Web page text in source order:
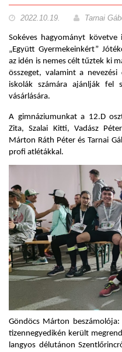
2022.10.19. Tarnai
Sokéves hagyományt
„Együtt Gyermekeinkért”
az idén is nemes célt tűztek ki
összeget, valamint a
iskolák számára ajánlják fel
vásárlására.
A gimnáziumunkat a 12.D
Zita, Szalai Kitti, Vadász
Márton Ráth Péter és Tarnai
profi atlétákkal.
Göndöcs Márton beszámolója:
tizennegyedikén került
langyos délutánon